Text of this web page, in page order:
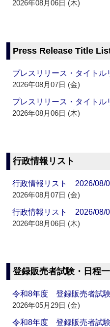
2026年08月06日 (木)
Press Release Title
プレスリリース・タイト
2026年08月07日 (金)
プレスリリース・タイト
2026年08月06日 (木)
行政情報リスト
行政情報リスト 2026/08/
2026年08月07日 (金)
行政情報リスト 2026/08/
2026年08月06日 (木)
登録販売者試験・日程
令和8年度 登録販売者試
2026年05月29日 (金)
令和8年度 登録販売者試